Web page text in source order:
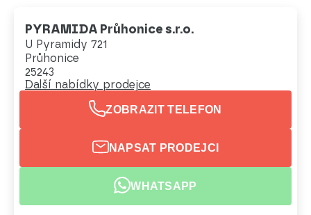
PYRAMIDA Průhonice s.r.o.
U Pyramidy 721
Průhonice
25243
Další nabídky prodejce
ZOBRAZIT TELEFON
NAPSAT PRODEJCI
WHATSAPP